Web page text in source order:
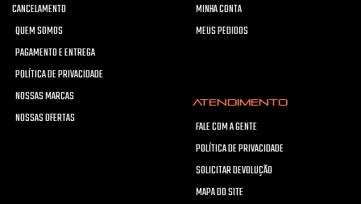
CANCELAMENTO
QUEM SOMOS
PAGAMENTO E ENTREGA
POLÍTICA DE PRIVACIDADE
NOSSAS MARCAS
NOSSAS OFERTAS
MINHA CONTA
MEUS PEDIDOS
ATENDIMENTO
FALE COM A GENTE
POLÍTICA DE PRIVACIDADE
SOLICITAR DEVOLUÇÃO
MAPA DO SITE